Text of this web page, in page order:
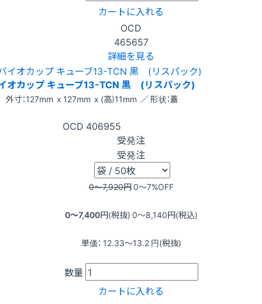
カートに入れる
OCD
465657
詳細を見る
オカップ キューブ13-TCN 黒 (リスパック)
外寸：127mm x 127mm x (高)11mm ／ 形状：蓋
OCD 406955
受発注
受発注
0〜7,920円0〜7%OFF
0〜7,400円(税抜) 0〜8,140円(税込)
単価： 12.33〜13.2 円(税抜)
数量
カートに入れる